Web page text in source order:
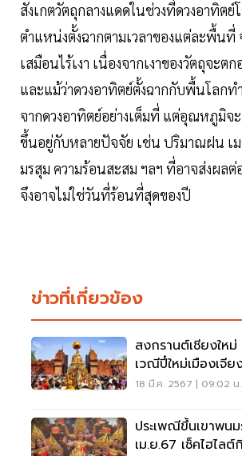
สังเกตวัตถุกลางแดดในช่วงที่ดวงอาทิตย์
ตำแหน่งตั้งฉากตามเวลาของแต่ละพื้นที่
เสมือนไร้เงา เนื่องจากเงาของวัตถุจะต
และแม้ว่าดวงอาทิตย์ตั้งฉากกับพื้นโลกท
จากดวงอาทิตย์อย่างเต็มที่ แต่อุณหภูมิจ
ขึ้นอยู่กับหลายปัจจัย เช่น ปริมาณฝน เ
มรสุม ความร้อนสะสม ฯลฯ ที่อาจส่งผล
จึงอาจไม่ใช่วันที่ร้อนที่สุดของปี
ข่าวที่เกี่ยวข้อง
สงกรานต์เชียงให
เวณีปี๋ใหม่เมืองเจีย
เม.ย.67
18 มี.ค. 2567 | 09:02 น.
ประเพณีขึ้นเขาพน
เม.ย.67 เช็คไฮไล